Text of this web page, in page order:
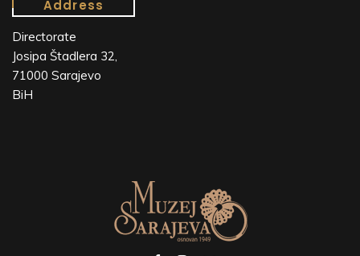
Address
Directorate
Josipa Štadlera 32,
71000 Sarajevo
BiH